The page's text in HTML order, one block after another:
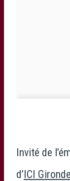
Invité de
d’ICI Gironde